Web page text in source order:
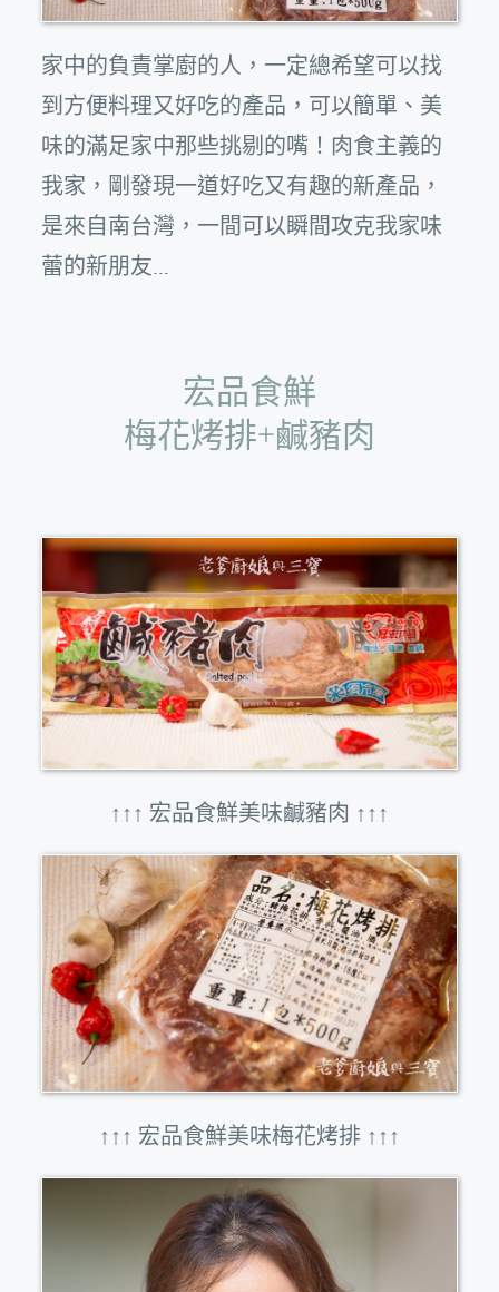
家中的負責掌廚的人，一定總希望可以找
到方便料理又好吃的產品，可以簡單、美
味的滿足家中那些挑剔的嘴！肉食主義的
我家，剛發現一道好吃又有趣的新產品，
是來自南台灣，一間可以瞬間攻克我家味
蕾的新朋友…
宏品食鮮
梅花烤排+鹹豬肉
↑↑↑ 宏品食鮮美味鹹豬肉 ↑↑↑
↑↑↑ 宏品食鮮美味梅花烤排 ↑↑↑